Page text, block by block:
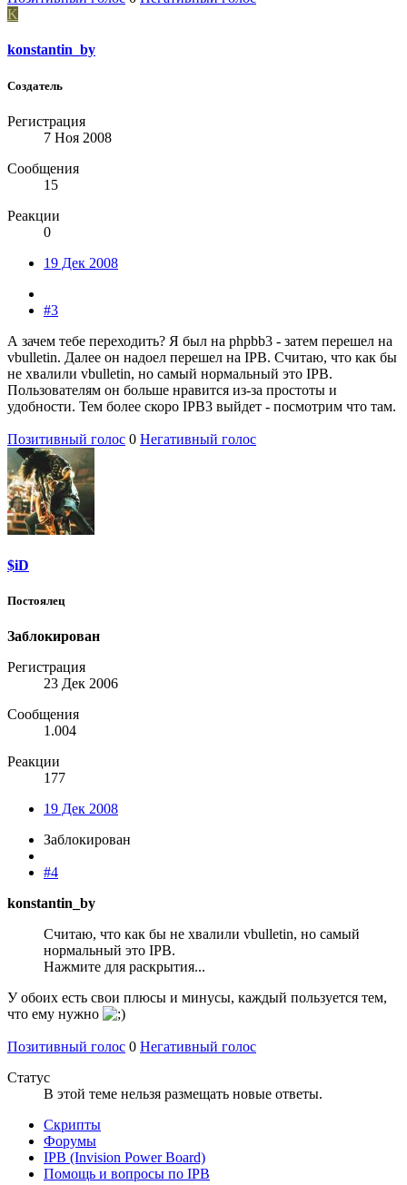
K
konstantin_by
Создатель
Регистрация
7 Ноя 2008
Сообщения
15
Реакции
0
19 Дек 2008
#3
А зачем тебе переходить? Я был на phpbb3 - затем перешел на
vbulletin. Далее он надоел перешел на IPB. Считаю, что как бы
не хвалили vbulletin, но самый нормальный это IPB.
Пользователям он больше нравится из-за простоты и
удобности. Тем более скоро IPB3 выйдет - посмотрим что там.
Позитивный голос 0 Негативный голос
$iD
Постоялец
Заблокирован
Регистрация
23 Дек 2006
Сообщения
1.004
Реакции
177
19 Дек 2008
Заблокирован
#4
konstantin_by
Считаю, что как бы не хвалили vbulletin, но самый
нормальный это IPB.
Нажмите для раскрытия...
У обоих есть свои плюсы и минусы, каждый пользуется тем,
что ему нужно
Позитивный голос 0 Негативный голос
Статус
В этой теме нельзя размещать новые ответы.
Скрипты
Форумы
IPB (Invision Power Board)
Помощь и вопросы по IPB